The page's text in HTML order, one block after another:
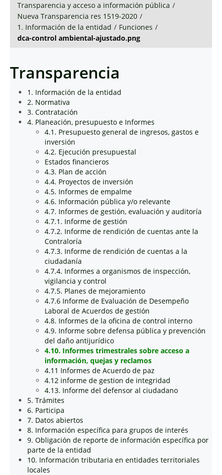
Transparencia y acceso a información pública /
Nueva Transparencia res 1519-2020 /
1. Información de la entidad / Funciones /
dca-control ambiental-ajustado.png
Transparencia
1. Información de la entidad
2. Normativa
3. Contratación
4. Planeación, presupuesto e Informes
4.1. Presupuesto general de ingresos, gastos e
inversión
4.2. Ejecución presupuestal
Estados financieros
4.3. Plan de acción
4.4. Proyectos de inversión
4.5. Informes de empalme
4.6. Información pública y/o relevante
4.7. Informes de gestión, evaluación y auditoría
4.7.1. Informe de gestión
4.7.2. Informe de rendición de cuentas ante la
Contraloría
4.7.3. Informe de rendición de cuentas a la
ciudadanía
4.7.4. Informes a organismos de inspección,
vigilancia y control
4.7.5. Planes de mejoramiento
4.7.6 Informe de Evaluación de Desempeño
Laboral de Acuerdos de gestión
4.8. Informes de la oficina de control interno
4.9. Informe sobre defensa pública y prevención
del daño antijurídico
4.10. Informes trimestrales sobre acceso a
información, quejas y reclamos
4.11 Informes de Acuerdo de paz
4.12 informe de gestion de integridad
4.13. Informe del defensor al ciudadano
5. Trámites
6. Participa
7. Datos abiertos
8. Información específica para grupos de interés
9. Obligación de reporte de información específica por
parte de la entidad
10. Información tributaria en entidades territoriales
locales